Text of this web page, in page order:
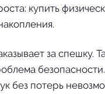
купить
за спешку.
без потерь